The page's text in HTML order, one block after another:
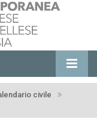
civile